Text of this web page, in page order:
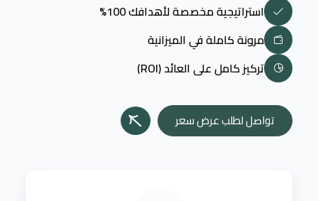
استراتيجية مخصصة لأهدافك 100%
مرونة كاملة في الميزانية
تركيز كامل على العائد (ROI)
تواصل لطلب عرض سعر